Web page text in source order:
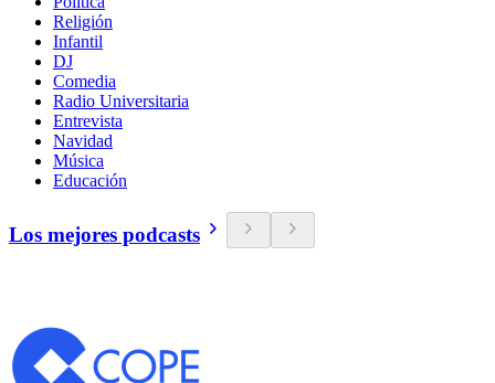
Religión
Infantil
DJ
Comedia
Radio Universitaria
Entrevista
Navidad
Música
Educación
Los mejores podcasts